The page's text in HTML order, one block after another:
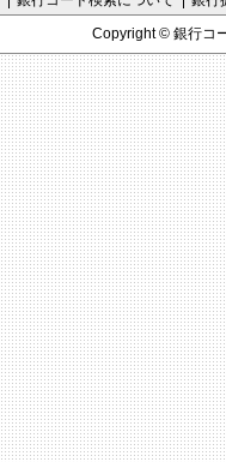
Copyright © 銀行コ